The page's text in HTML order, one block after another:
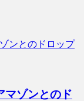
マゾンとのド